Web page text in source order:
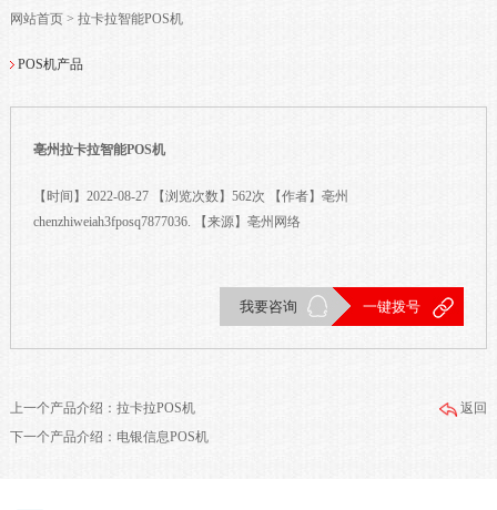
网站首页> 拉卡拉智能POS机
POS机产品
亳州拉卡拉智能POS机
【时间】2022-08-27 【浏览次数】562次 【作者】亳州
chenzhiweiah3fposq7877036. 【来源】亳州网络
我要咨询 一键拨号
返回
上一个产品介绍： 拉卡拉POS机
下一个产品介绍： 电银信息POS机